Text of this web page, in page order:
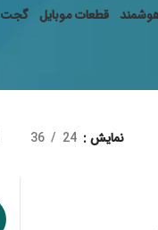
قطعات موبایل گجت
نمایش 24
36